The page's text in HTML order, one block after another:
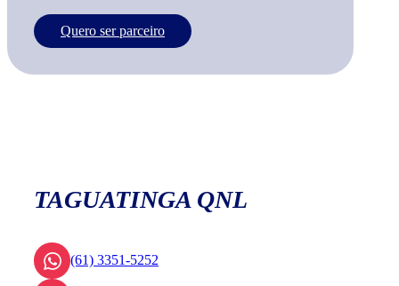
Quero ser parceiro
TAGUATINGA QNL
(61) 3351-5252